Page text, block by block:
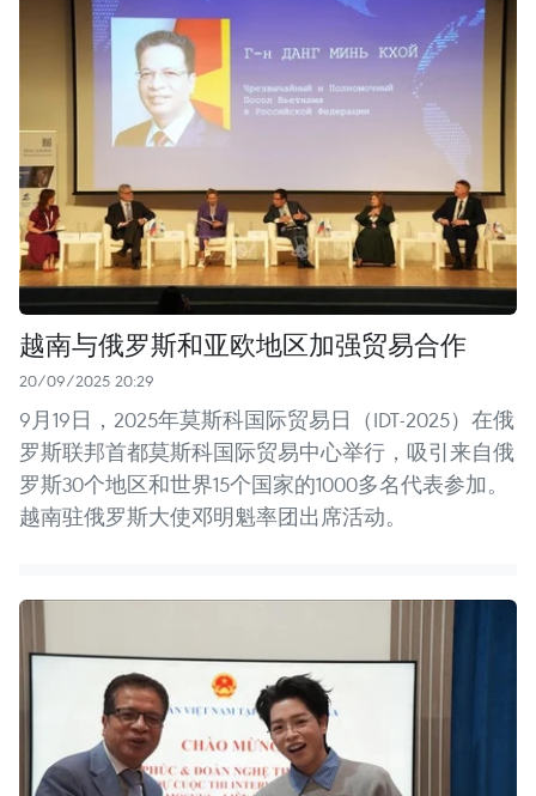
越南与俄罗斯和亚欧地区加强贸易合作
20/09/2025 20:29
9月19日，2025年莫斯科国际贸易日（IDT-2025）在俄
罗斯联邦首都莫斯科国际贸易中心举行，吸引来自俄
罗斯30个地区和世界15个国家的1000多名代表参加。
越南驻俄罗斯大使邓明魁率团出席活动。